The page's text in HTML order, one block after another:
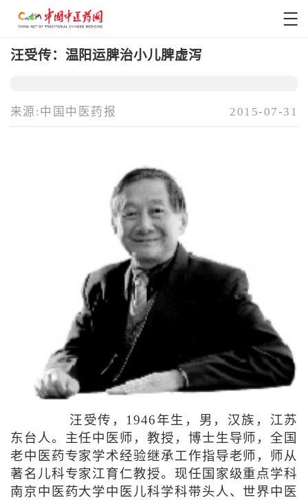
汪受传：温阳运脾治小儿脾虚泻
来源:中国中医药报 2015-07-31
汪受传，1946年生，男，汉族，江苏
东台人。主任中医师，教授，博士生导师，全国
老中医药专家学术经验继承工作指导老师，师从
著名儿科专家江育仁教授。现任国家级重点学科
南京中医药大学中医儿科学科带头人、世界中医